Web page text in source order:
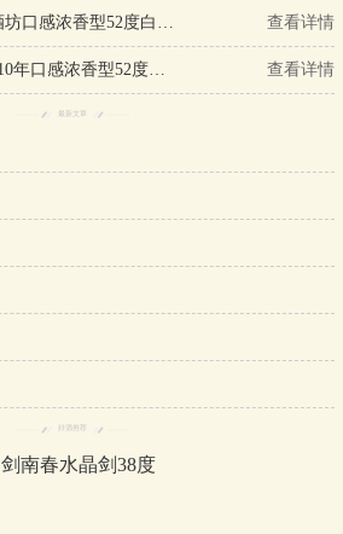
查看详情
查看详情
最新文章
好酒推荐
剑南春水晶剑38度